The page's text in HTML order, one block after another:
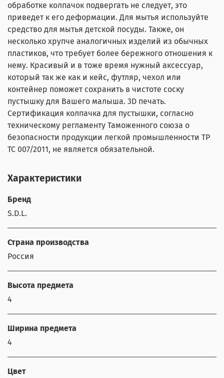
обработке колпачок подвергать не следует, это
приведет к его деформации. Для мытья используйте
средство для мытья детской посуды. Также, он
несколько хрупче аналогичных изделий из обычных
пластиков, что требует более бережного отношения к
нему. Красивый и в тоже время нужный аксессуар,
который так же как и кейс, футляр, чехол или
контейнер поможет сохранить в чистоте соску
пустышку для Вашего малыша. 3D печать.
Сертификация колпачка для пустышки, согласно
техническому регламенту Таможенного союза о
безопасности продукции легкой промышленности ТР
ТС 007/2011, не является обязательной.
Характеристики
Бренд
S.D.L.
Страна производства
Россия
Высота предмета
4
Ширина предмета
4
Цвет